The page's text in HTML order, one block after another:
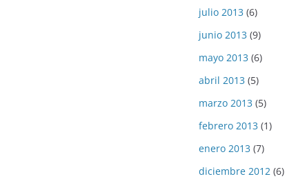
julio 2013 (6)
junio 2013 (9)
mayo 2013 (6)
abril 2013 (5)
marzo 2013 (5)
febrero 2013 (1)
enero 2013 (7)
diciembre 2012 (6)